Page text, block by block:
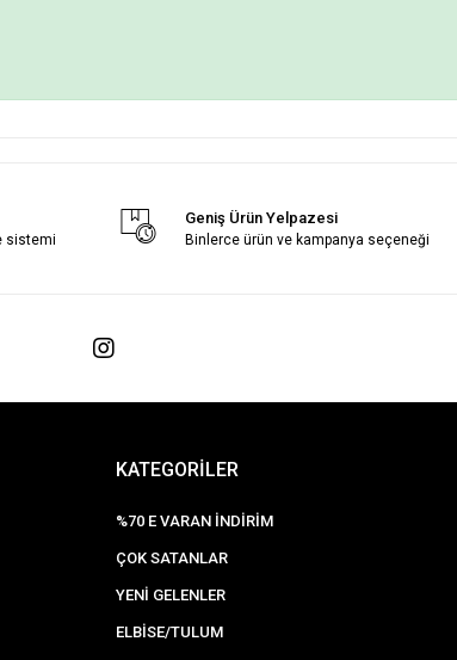
sistemi
Geniş Ürün Yelpazesi
Binlerce ürün ve kampanya seçeneği
KATEGORİLER
%70 E VARAN İNDİRİM
ÇOK SATANLAR
YENİ GELENLER
ELBİSE/TULUM